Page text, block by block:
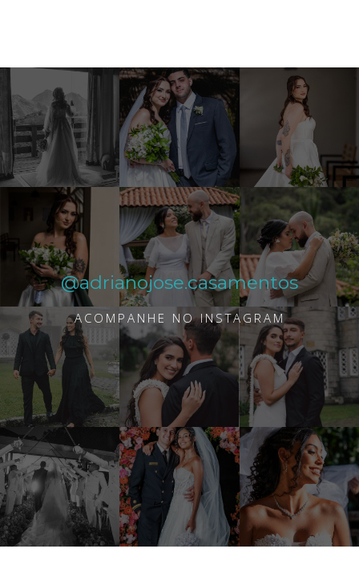
@adrianojose.casamentos
ACOMPANHE NO INSTAGRAM